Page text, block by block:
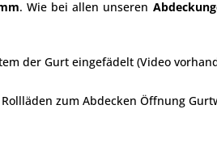
. Wie bei allen unseren
der Gurt eingefädelt (Video
zum Abdecken Öffnung